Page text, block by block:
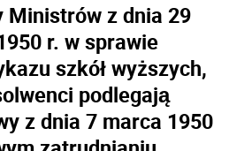
Ministrów z dnia 29
r. w sprawie
szkół wyższych,
podlegają
z dnia 7 marca 1950